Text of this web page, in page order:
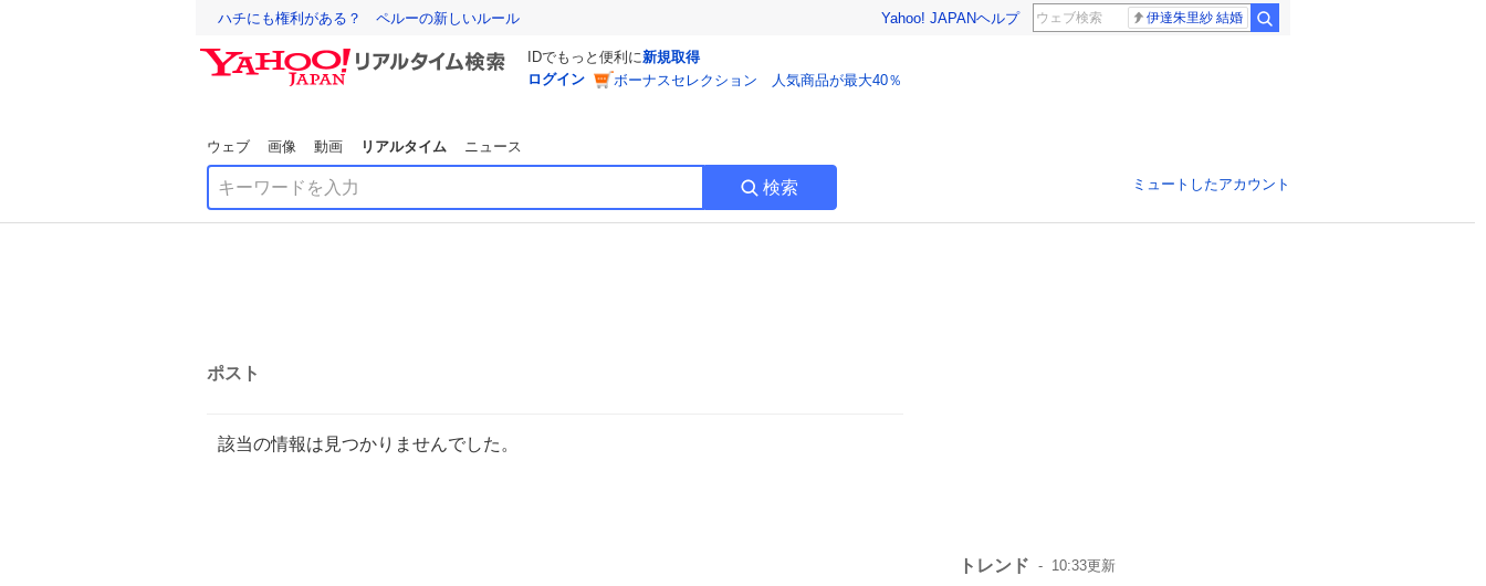
ハチにも権利がある？ ペルーの新しいルール Yahoo! JAPANヘルプ 伊達朱里紗 結婚
IDでもっと便利に新規取得
ログイン
ボーナスセレクション 人気商品が最大40％
ウェブ 画像 動画 リアルタイム ニュース
検索 ミュートしたアカウント
ポスト
該当の情報は見つかりませんでした。
トレンド 10:33更新